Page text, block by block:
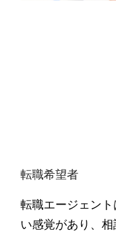
転職希望者
転職エージェン
い感覚があり、